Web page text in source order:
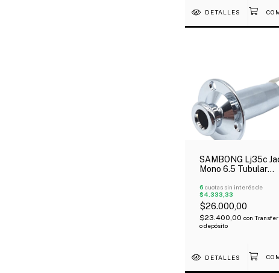
DETALLES
SAMBONG Lj35c
Mono 6.5 Tubular
Cromado
6 cuotas sin interés de
$4.333,33
$26.000,00
$23.400,00 con
o depósito
DETALLES